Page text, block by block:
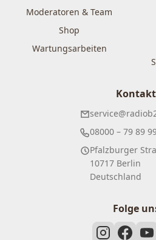
Moderatoren & Team
Shop
Wartungsarbeiten
Kontakt
08000 – 79 89
Pfalzburger
10717 Berlin
Deutschland
Folge